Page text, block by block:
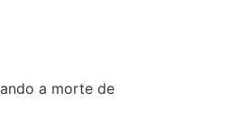
a morte de